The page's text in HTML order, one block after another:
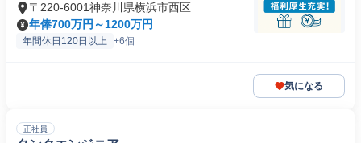
〒220-6001神奈川県横浜市西区
年俸700万円～1200万円
年間休日120日以上 +6個
気になる
正社員